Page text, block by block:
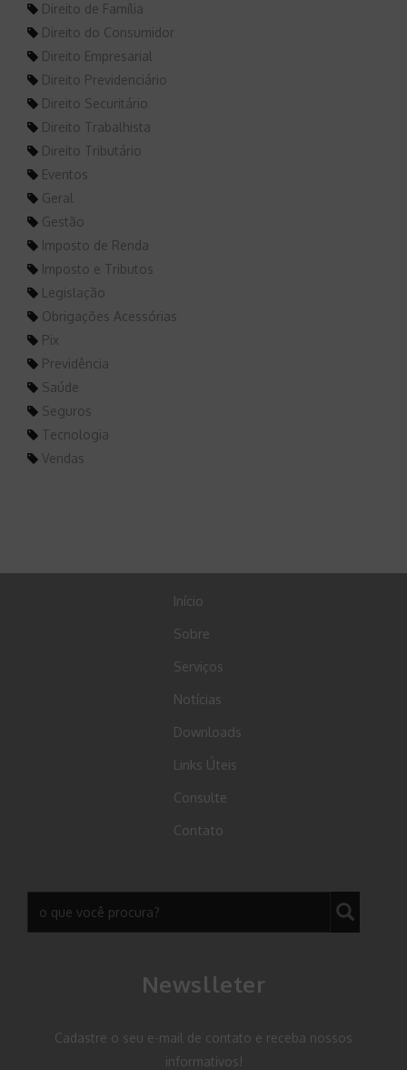
Direito de Família
Direito do Consumidor
Direito Empresarial
Direito Previdenciário
Direito Securitário
Direito Trabalhista
Direito Tributário
Eventos
Geral
Gestão
Imposto de Renda
Imposto e Tributos
Legislação
Obrigações Acessórias
Pix
Previdência
Saúde
Seguros
Tecnologia
Vendas
Início
Sobre
Serviços
Notícias
Downloads
Links Úteis
Consulte
Contato
Newslleter
Cadastre o seu e-mail de contato e receba nossos
informativos!